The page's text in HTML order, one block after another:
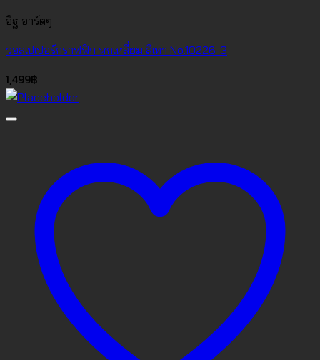
อิฐ อาร์ตๆ
วอลเปเปอร์กราฟฟิก หกเหลี่ยม สีเทา No.10226-3
1,499฿